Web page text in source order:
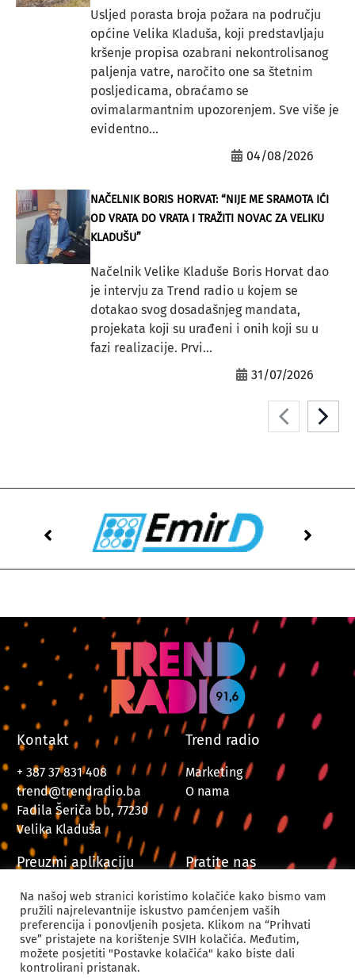
Usljed porasta broja požara na području
općine Velika Kladuša, koji predstavljaju
kršenje propisa ozabrani nekontrolisanog
paljenja vatre, naročito one sa štetnim
posljedicama, obraćamo se
ovimalarmantnim upozorenjem. Sve više je
evidentno...
04/08/2026
NAČELNIK BORIS HORVAT: “NIJE ME SRAMOTA IĆI
OD VRATA DO VRATA I TRAŽITI NOVAC ZA VELIKU
KLADUŠU”
Načelnik Velike Kladuše Boris Horvat dao
je intervju za Trend radio u kojem se
dotakao svog dosadašnjeg mandata,
projekata koji su urađeni i onih koji su u
fazi realizacije. Prvi...
31/07/2026
Kontakt
+ 387 37 831 408
trend@trendradio.ba
Fadila Šeriča bb, 77230
Velika Kladuša
Trend radio
Marketing
O nama
Preuzmi aplikaciju Pratite nas
Na našoj web stranici koristimo kolačiće kako bismo vam
pružili najrelevantnije iskustvo pamćenjem vaših
preferencija i ponovljenih posjeta. Klikom na “Prihvati
sve” pristajete na korištenje SVIH kolačića. Međutim,
možete posjetiti "Postavke kolačića" kako biste dali
kontrolirani pristanak.